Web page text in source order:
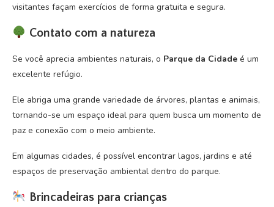
visitantes façam exercícios de forma gratuita e segura.
Contato com a natureza
Se você aprecia ambientes naturais, o Parque da Cidade é um
excelente refúgio.
Ele abriga uma grande variedade de árvores, plantas e animais,
tornando-se um espaço ideal para quem busca um momento de
paz e conexão com o meio ambiente.
Em algumas cidades, é possível encontrar lagos, jardins e até
espaços de preservação ambiental dentro do parque.
Brincadeiras para crianças